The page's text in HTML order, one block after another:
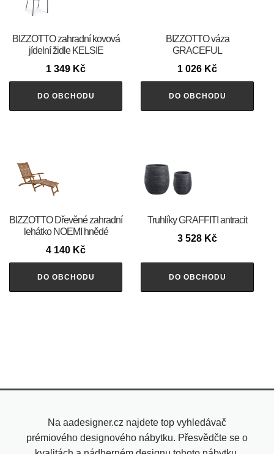
BIZZOTTO zahradní kovová
jídelní židle KELSIE
1 349 Kč
DO OBCHODU
BIZZOTTO váza
GRACEFUL
1 026 Kč
DO OBCHODU
BIZZOTTO Dřevěné zahradní
lehátko NOEMI hnědé
4 140 Kč
DO OBCHODU
Truhlíky GRAFFITI antracit
3 528 Kč
DO OBCHODU
Na aadesigner.cz najdete top vyhledávač
prémiového designového nábytku. Přesvědčte se o